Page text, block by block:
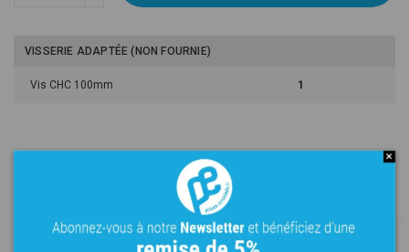
VISSERIE ADAPTÉE (NON FOURNIE)
Vis CHC 100mm 1
Dans la même gamme